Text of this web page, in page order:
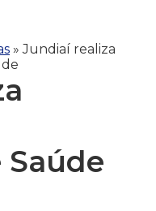
»Jundiaí realiza